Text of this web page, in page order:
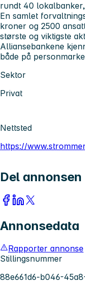
rundt 40
En samlet
kroner og 2500
største og viktigste
Alliansebankene
både på
Sektor
Privat
Nettsted
https://
Del annonsen
Annonsedata
Rapporter annonse
Stillingsnummer
88e661d6-b046-